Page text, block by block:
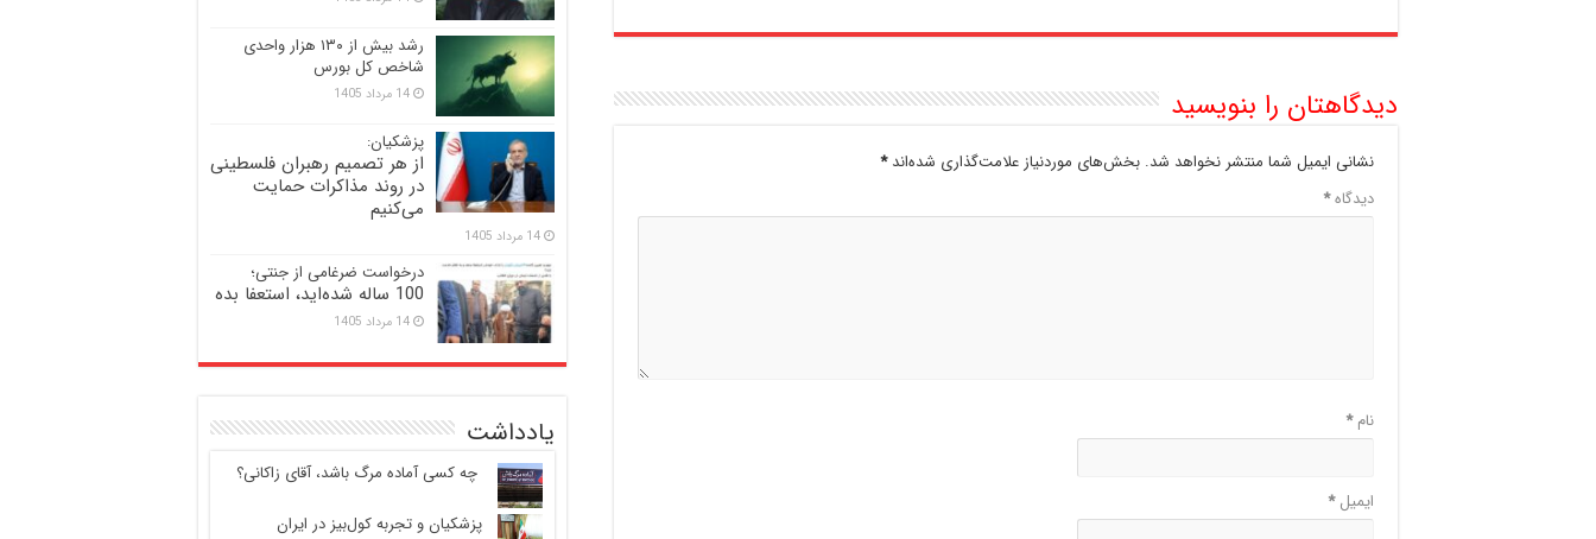
دیدگاهتان را بنویسید
نشانی ایمیل شما منتشر نخواهد شد. بخش‌های موردنیاز علامت‌گذاری شده‌اند*
دیدگاه*
نام*
ایمیل*
رشد بیش از ۱۳۰ هزار واحدی
شاخص کل بورس
14 مرداد 1405
پزشکیان:
از هر تصمیم رهبران فلسطینی
در روند مذاکرات حمایت
می‌کنیم
14 مرداد 1405
درخواست ضرغامی از جنتی؛
100 ساله شده‌اید، استعفا بده
14 مرداد 1405
یادداشت
‍ چه کسی آماده مرگ باشد، آقای زاکانی؟
پزشکیان و تجربه کول‌بیز در ایران